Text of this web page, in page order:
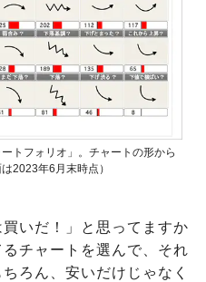
トフォリオ」。チャートの形から
2023年6月末時点）
いだ！」と思ってますか
チャートを選んで、それ
ろん、安いだけじゃなく